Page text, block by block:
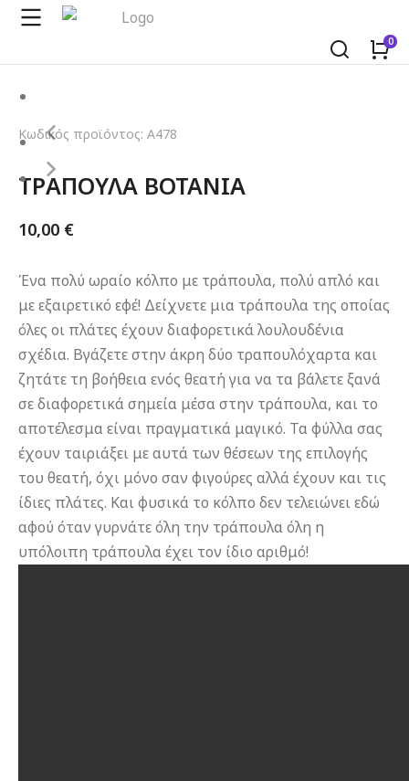
Κωδικός προϊόντος: A478
ΤΡΑΠΟΥΛΑ BOTANIA
10,00 €
Ένα πολύ ωραίο κόλπο με τράπουλα, πολύ απλό και
με εξαιρετικό εφέ! Δείχνετε μια τράπουλα της οποίας
όλες οι πλάτες έχουν διαφορετικά λουλουδένια
σχέδια. Βγάζετε στην άκρη δύο τραπουλόχαρτα και
ζητάτε τη βοήθεια ενός θεατή για να τα βάλετε ξανά
σε διαφορετικά σημεία μέσα στην τράπουλα, και το
αποτέλεσμα είναι πραγματικά μαγικό. Τα φύλλα σας
έχουν ταιριάξει με αυτά των θέσεων της επιλογής
του θεατή, όχι μόνο σαν φιγούρες αλλά έχουν και τις
ίδιες πλάτες. Και φυσικά το κόλπο δεν τελειώνει εδώ
αφού όταν γυρνάτε όλη την τράπουλα όλη η
υπόλοιπη τράπουλα έχει τον ίδιο αριθμό!